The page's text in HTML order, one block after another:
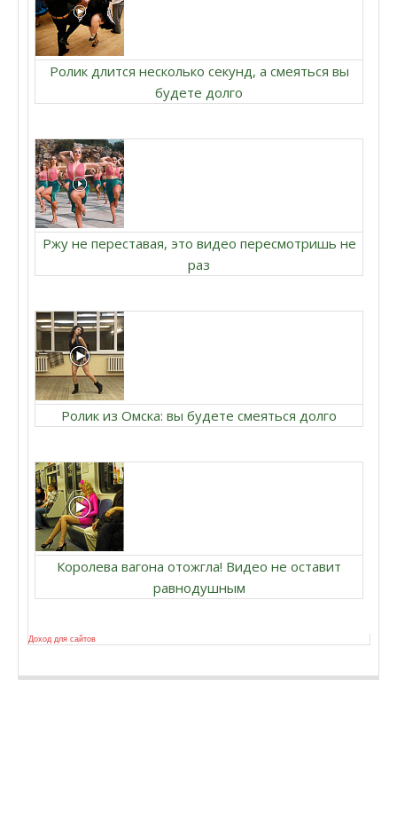
Ролик длится несколько секунд, а смеяться вы
будете долго
Ржу не переставая, это видео пересмотришь не
раз
Ролик из Омска: вы будете смеяться долго
Королева вагона отожгла! Видео не оставит
равнодушным
Доход для сайтов